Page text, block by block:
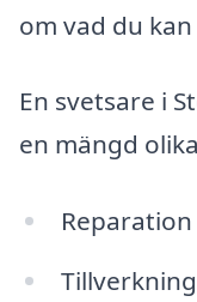
om vad du
En svetsare i
en mängd